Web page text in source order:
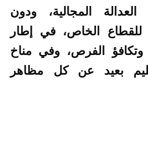
المجالية، ودون
الخاص، في إطار
وتكافؤ الفرص، وفي مناخ
بعيد عن كل مظاهر